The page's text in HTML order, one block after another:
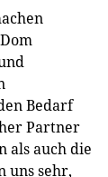
Bedarf
Partner
als auch die
uns sehr,